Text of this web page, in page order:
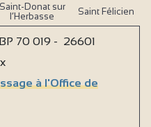
Saint-Donat sur
l’Herbasse
Saint Félicien
70 019 - 26601
à l'Office de